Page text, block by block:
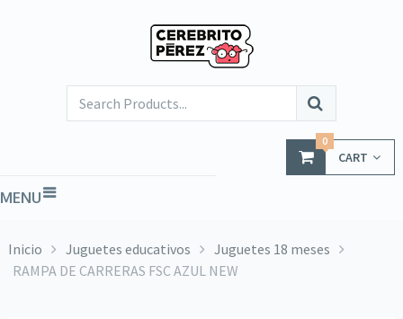
CART
0
MENU
Inicio Juguetes educativos
Juguetes 18 meses
RAMPA DE CARRERAS FSC AZUL NEW